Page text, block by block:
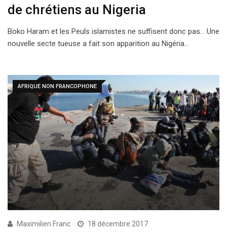
de chrétiens au Nigeria
Boko Haram et les Peuls islamistes ne suffisent donc pas… Une
nouvelle secte tueuse a fait son apparition au Nigéria…
AFRIQUE NON FRANCOPHONE
Maximilien Franc 18 décembre 2017